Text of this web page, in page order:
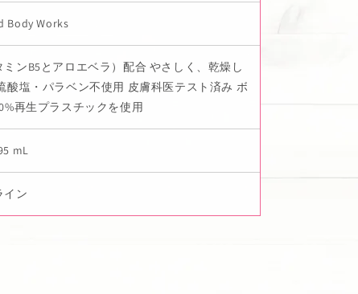
Body Works
ミンB5とアロエベラ）配合 やさしく、乾燥し
酸塩・パラベン不使用 皮膚科医テスト済み ボ
再生プラスチックを使用
mL
イン